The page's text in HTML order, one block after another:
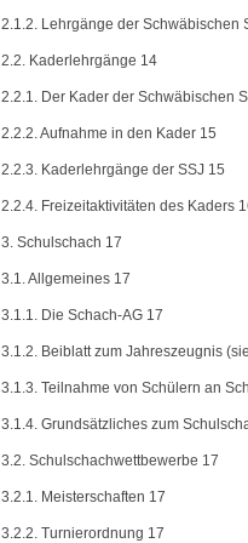
2.1.2. Lehrgänge der Schwäbischen
2.2. Kaderlehrgänge 14
2.2.1. Der Kader der Schwäbischen
2.2.2. Aufnahme in den Kader 15
2.2.3. Kaderlehrgänge der SSJ 15
2.2.4. Freizeitaktivitäten des Kaders
3. Schulschach 17
3.1. Allgemeines 17
3.1.1. Die Schach-AG 17
3.1.2. Beiblatt zum Jahreszeugnis
3.1.3. Teilnahme von Schülern an
3.1.4. Grundsätzliches zum
3.2. Schulschachwettbewerbe 17
3.2.1. Meisterschaften 17
3.2.2. Turnierordnung 17